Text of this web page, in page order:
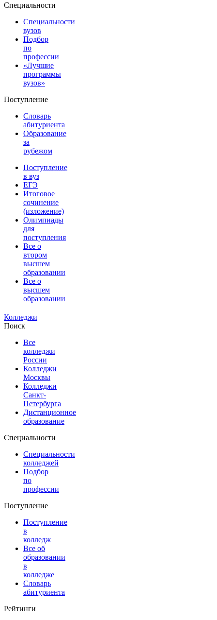
Специальности
Специальности
вузов
Подбор
по
профессии
«Лучшие
программы
вузов»
Поступление
Словарь
абитуриента
Образование
за
рубежом
Поступление
в вуз
ЕГЭ
Итоговое
сочинение
(изложение)
Олимпиады
для
поступления
Все о
втором
высшем
образовании
Все о
высшем
образовании
Колледжи
Поиск
Все
колледжи
России
Колледжи
Москвы
Колледжи
Санкт-
Петербурга
Дистанционное
образование
Специальности
Специальности
колледжей
Подбор
по
профессии
Поступление
Поступление
в
колледж
Все об
образовании
в
колледже
Словарь
абитуриента
Рейтинги